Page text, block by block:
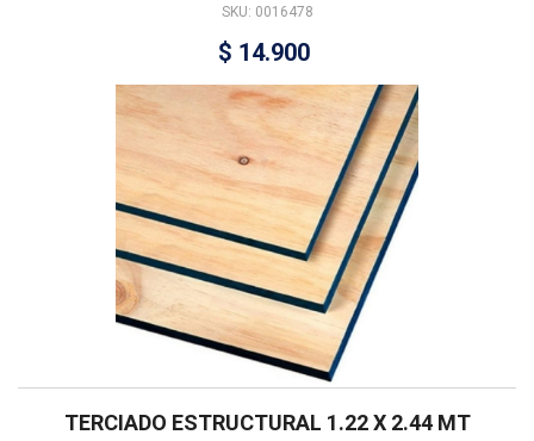
SKU: 0016478
$ 14.900
TERCIADO ESTRUCTURAL 1.22 X 2.44 MT